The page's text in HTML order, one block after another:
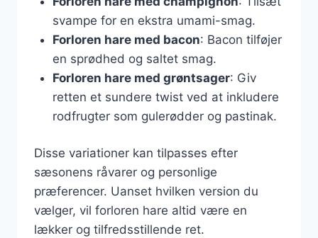
svampe for en ekstra umami-smag.
Forloren hare med bacon: Bacon tilføjer
en sprødhed og saltet smag.
Forloren hare med grøntsager: Giv
retten et sundere twist ved at inkludere
rodfrugter som gulerødder og pastinak.
Disse variationer kan tilpasses efter
sæsonens råvarer og personlige
præferencer. Uanset hvilken version du
vælger, vil forloren hare altid være en
lækker og tilfredsstillende ret.